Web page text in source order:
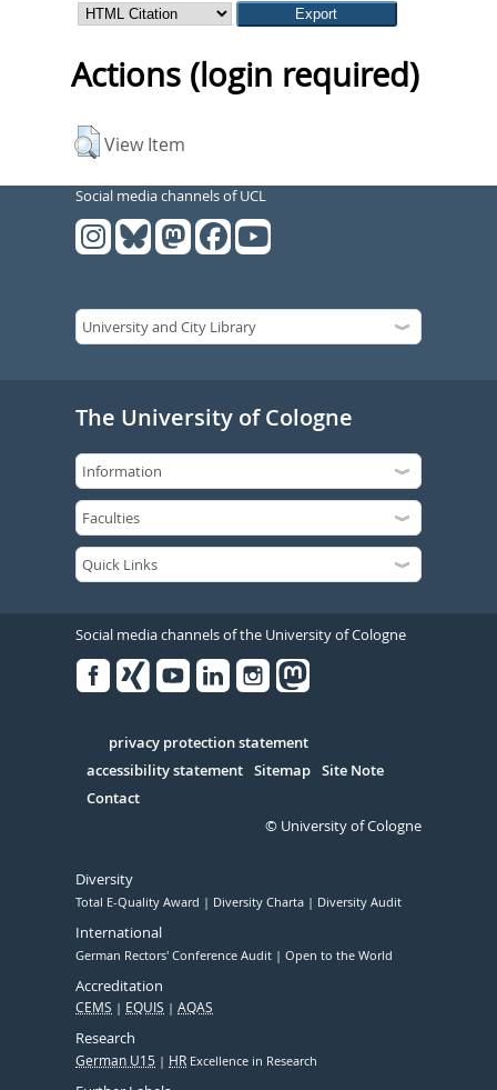
Actions (login required)
View Item
Social media channels of UCL
The University of Cologne
Social media channels of the University of Cologne
Serivce
privacy protection statement
accessibility statement Sitemap Site Note
Contact
© University of Cologne
Diversity
Total E-Quality Award Diversity Charta Diversity Audit
International
German Rectors' Conference Audit Open to the World
Accreditation
CEMS EQUIS AQAS
Research
German U15 HR Excellence in Research